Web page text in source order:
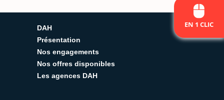
EN 1 CLIC
DAH
Présentation
Nos engagements
Nos offres disponibles
Les agences DAH